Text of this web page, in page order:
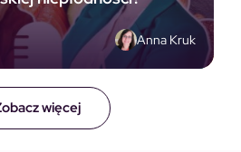
więcej
Anna Kruk